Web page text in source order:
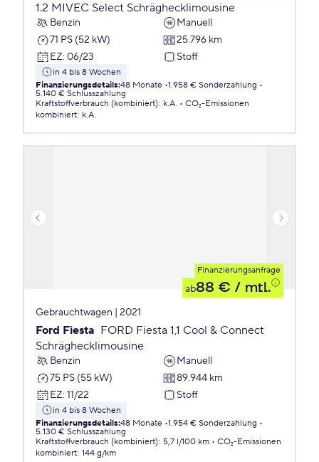
1.2 MIVEC Select Schräghecklimousine
Benzin
Manuell
71 PS (52 kW)
25.796 km
EZ: 06/23 Stoff
in 4 bis 8 Wochen
Finanzierungsdetails:48 Monate 1.958 € Sonderzahlung
5.140 € Schlusszahlung
Kraftstoffverbrauch (kombiniert): k.A.
CO₂-Emissionen
kombiniert: k.A.
Finanzierungsanfrage
ab88 € / mtl.
Gebrauchtwagen | 2021
Ford Fiesta FORD Fiesta 1,1 Cool & Connect
Schräghecklimousine
Benzin
Manuell
75 PS (55 kW)
89.944 km
EZ: 11/22 Stoff
in 4 bis 8 Wochen
Finanzierungsdetails:48 Monate 1.954 € Sonderzahlung
5.130 € Schlusszahlung
Kraftstoffverbrauch (kombiniert): 5,7 l/100 km
CO₂-Emissionen
kombiniert: 144 g/km